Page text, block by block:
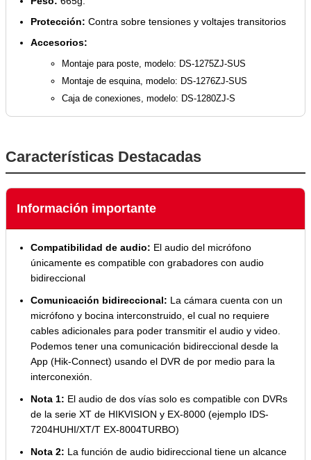
Protección: Contra sobre tensiones y voltajes transitorios
Accesorios:
Montaje para poste, modelo: DS-1275ZJ-SUS
Montaje de esquina, modelo: DS-1276ZJ-SUS
Caja de conexiones, modelo: DS-1280ZJ-S
Características Destacadas
Información importante
Compatibilidad de audio: El audio del micrófono
únicamente es compatible con grabadores con audio
bidireccional
Comunicación bidireccional: La cámara cuenta con un
micrófono y bocina interconstruido, el cual no requiere
cables adicionales para poder transmitir el audio y video.
Podemos tener una comunicación bidireccional desde la
App (Hik-Connect) usando el DVR de por medio para la
interconexión.
Nota 1: El audio de dos vías solo es compatible con DVRs
de la serie XT de HIKVISION y EX-8000 (ejemplo IDS-
7204HUHI/XT/T EX-8004TURBO)
Nota 2: La función de audio bidireccional tiene un alcance